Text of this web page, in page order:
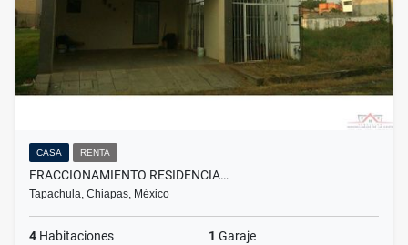
CASA RENTA
FRACCIONAMIENTO RESIDENCIA…
Tapachula, Chiapas, México
4 Habitaciones 1 Garaje